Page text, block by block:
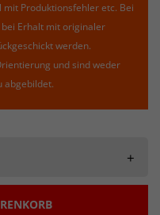
Produktionsfehler etc. Bei
Erhalt mit originaler
werden.
und sind weder
abgebildet.
+